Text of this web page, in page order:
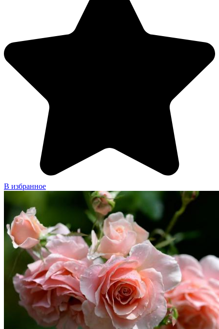
В избранное